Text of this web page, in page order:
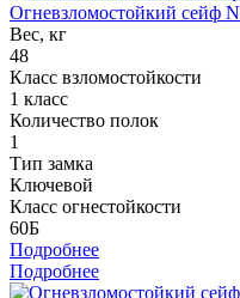
Огневзломостойкий сейф
Вес, кг
48
Класс взломостойкости
1 класс
Количество полок
1
Тип замка
Ключевой
Класс огнестойкости
60Б
Подробнее
Подробнее